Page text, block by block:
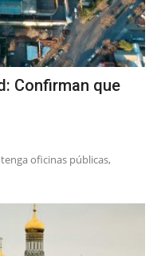
Confirman que
oficinas públicas,